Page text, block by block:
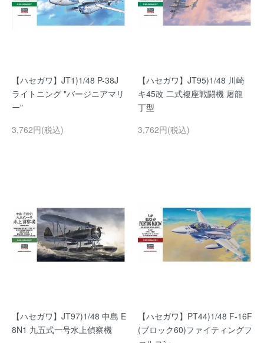
【ハセガワ】JT1)1/48 P-38J
ライトニング "バージニアマリ
ー"
3,762円(税込)
【ハセガワ】JT95)1/48 川崎
キ45改 二式複座戦闘機 屠龍
丁型
3,762円(税込)
【ハセガワ】JT97)1/48 中島 E
8N1 九五式一号水上偵察機
【ハセガワ】PT44)1/48 F-16F
(ブロック60)ファイティングフ